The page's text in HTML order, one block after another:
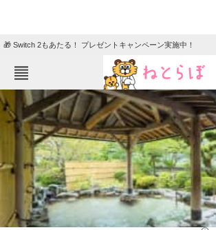
🎁 Switch 2もあたる！ プレゼントキャンペーン実施中！
ねとらぼメニュー
TOP ニュース
エンタメ クイズ
グルメ 地域
住まい 教育・育児
動物 リサーチ